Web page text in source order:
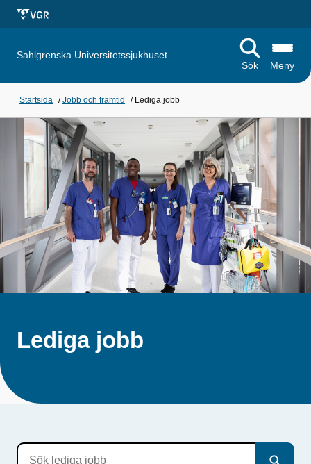
Sahlgrenska Universitetssjukhuset
Sök
Meny
Startsida /Jobb och framtid / Lediga jobb
Lediga jobb